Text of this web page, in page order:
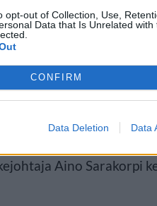
opt-out of Collection, Use,
Data that Is Unrelated
CONFIRM
Data Deletion Data
ovat aina huijauksia,
emme
siis tule klikata
emme lähetä
Aino Sarakorpi